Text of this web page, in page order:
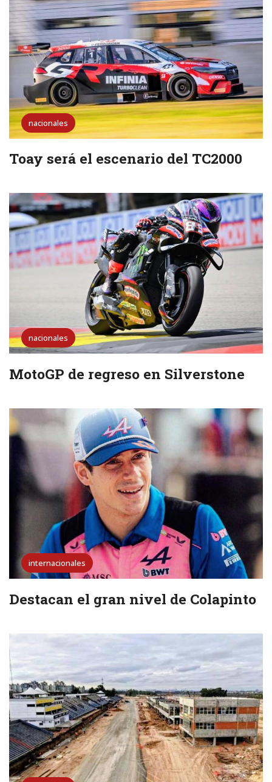
nacionales
Toay será el escenario del TC2000
nacionales
MotoGP de regreso en Silverstone
internacionales
Destacan el gran nivel de Colapinto